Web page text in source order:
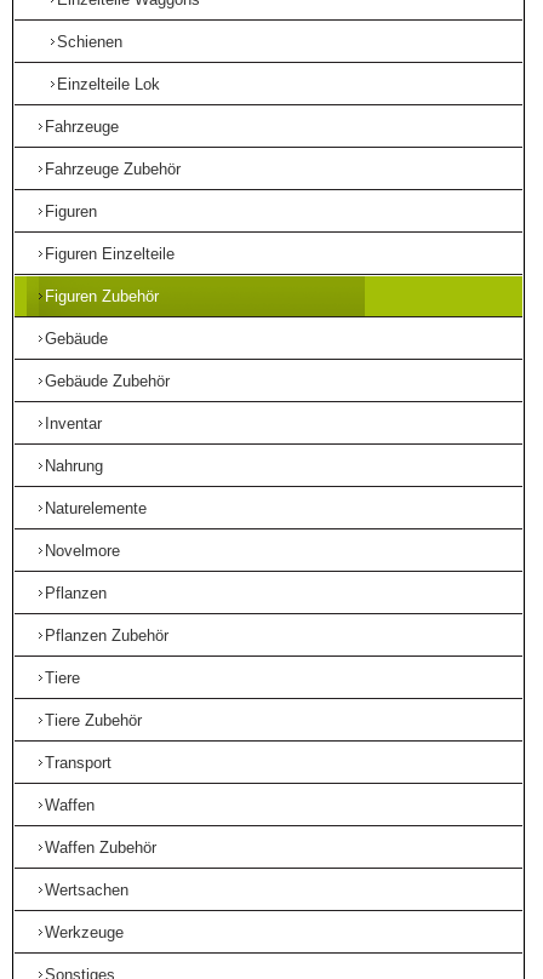
Schienen
Einzelteile Lok
Fahrzeuge
Fahrzeuge Zubehör
Figuren
Figuren Einzelteile
Figuren Zubehör
Gebäude
Gebäude Zubehör
Inventar
Nahrung
Naturelemente
Novelmore
Pflanzen
Pflanzen Zubehör
Tiere
Tiere Zubehör
Transport
Waffen
Waffen Zubehör
Wertsachen
Werkzeuge
Sonstiges